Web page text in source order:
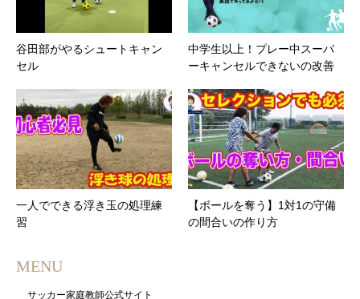
谷田部がやるシュートキャン
セル
中学生以上！プレー中スーパ
ーキャンセルできないの改善
一人でできる浮き玉の処理練
習
【ボールを奪う】1対1の守備
の間合いの作り方
MENU
サッカー家庭教師公式サイト